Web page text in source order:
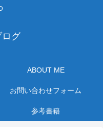
ログ
ABOUT ME
お問い合わせフォーム
参考書籍